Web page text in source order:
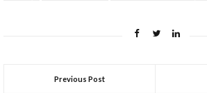
Previous Post